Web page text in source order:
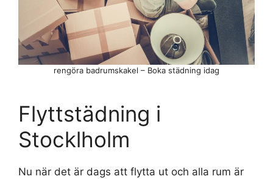
Flyttstädning i
Stocklholm
Nu när det är dags att flytta ut och alla rum är
rengöra badrumskakel – Boka städning idag